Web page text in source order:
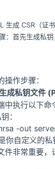
生成 CSR（证
：首先生成私
操作步骤：
成私钥文件
中执行以下
：
-out
你自定义的私
件非常重要，